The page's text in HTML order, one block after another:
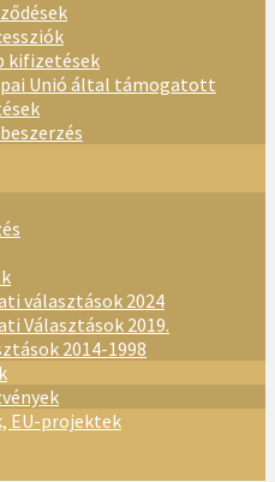
kifizetések
Unió által támogatott
választások 2024
Választások 2019.
2014-1998
EU-projektek